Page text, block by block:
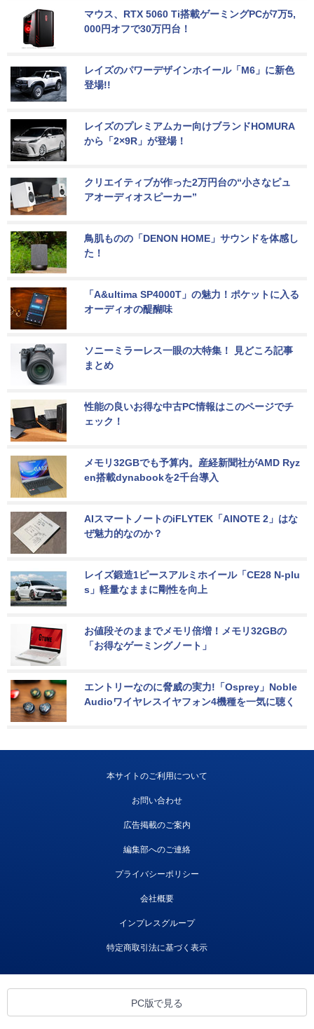
マウス、RTX 5060 Ti搭載ゲーミングPCが7万5,
000円オフで30万円台！
レイズのパワーデザインホイール「M6」に新色
登場!!
レイズのプレミアムカー向けブランドHOMURA
から「2×9R」が登場！
クリエイティブが作った2万円台の“小さなピュ
アオーディオスピーカー”
鳥肌ものの「DENON HOME」サウンドを体感し
た！
「A&ultima SP4000T」の魅力！ポケットに入る
オーディオの醍醐味
ソニーミラーレス一眼の大特集！ 見どころ記事
まとめ
性能の良いお得な中古PC情報はこのページでチ
ェック！
メモリ32GBでも予算内。産経新聞社がAMD Ryz
en搭載dynabookを2千台導入
AIスマートノートのiFLYTEK「AINOTE 2」はな
ぜ魅力的なのか？
レイズ鍛造1ピースアルミホイール「CE28 N-plu
s」軽量なままに剛性を向上
お値段そのままでメモリ倍増！メモリ32GBの
「お得なゲーミングノート」
エントリーなのに脅威の実力!「Osprey」Noble
Audioワイヤレスイヤフォン4機種を一気に聴く
本サイトのご利用について
お問い合わせ
広告掲載のご案内
編集部へのご連絡
プライバシーポリシー
会社概要
インプレスグループ
特定商取引法に基づく表示
PC版で見る